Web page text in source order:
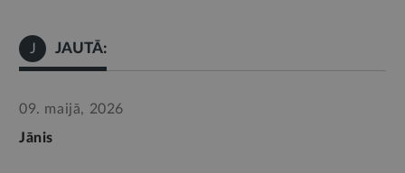
J JAUTĀ:
09. maijā, 2026
Jānis